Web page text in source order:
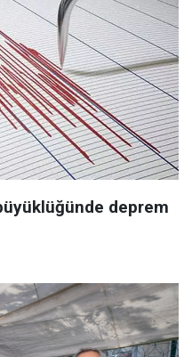
deprem